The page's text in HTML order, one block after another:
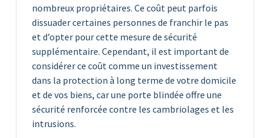
nombreux propriétaires. Ce coût peut parfois
dissuader certaines personnes de franchir le pas
et d’opter pour cette mesure de sécurité
supplémentaire. Cependant, il est important de
considérer ce coût comme un investissement
dans la protection à long terme de votre domicile
et de vos biens, car une porte blindée offre une
sécurité renforcée contre les cambriolages et les
intrusions.